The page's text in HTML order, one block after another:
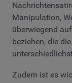
Manipulation,
überwiegend
beziehen, die
Zudem ist es